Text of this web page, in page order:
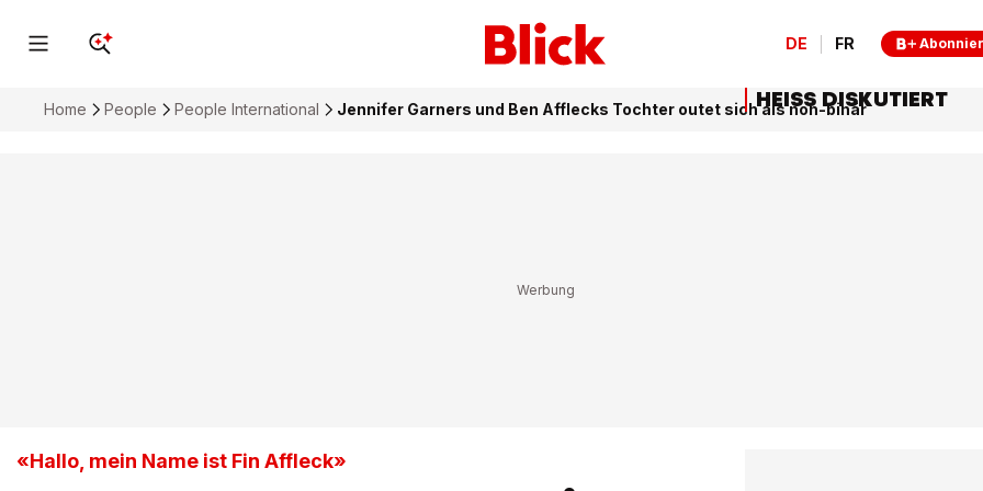
DE FR
Home People People International Jennifer Garners und Ben Afflecks Tochter outet sich als non-binär
«Hallo, mein Name ist Fin Affleck»
HEISS DISKUTIERT